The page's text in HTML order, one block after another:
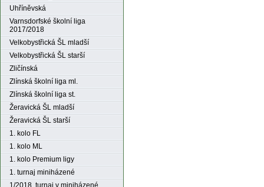
Uhříněvská
Varnsdorfské školní liga
2017/2018
Velkobystřická ŠL mladší
Velkobystřická ŠL starší
Zličínská
Zlínská školní liga ml.
Zlínská školní liga st.
Žeravická ŠL mladší
Žeravická ŠL starší
1. kolo FL
1. kolo ML
1. kolo Premium ligy
1. turnaj miniházené
1/2018. turnaj v miniházené